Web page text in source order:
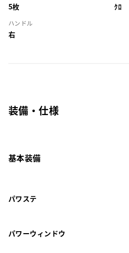
5枚 ｸﾛ
ハンドル
右
装備・仕様
基本装備
パワステ
パワーウィンドウ